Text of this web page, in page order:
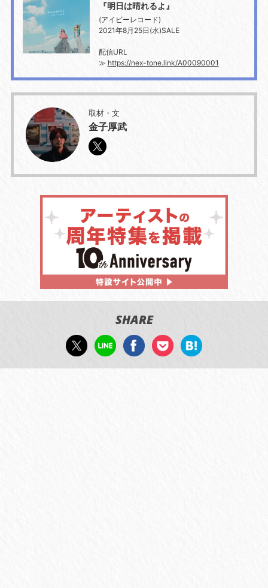
『明日は晴れるよ』
(アイビーレコード)
2021年8月25日(水)SALE
配信URL
≫ https://nex-tone.link/A00090001
取材・文
金子厚武
SHARE